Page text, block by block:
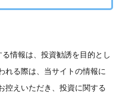
情報は、投資勧誘を目的とし
れる際は、当サイトの情報に
控えいただき、投資に関する